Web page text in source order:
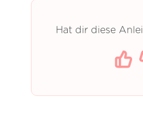
Hat dir diese